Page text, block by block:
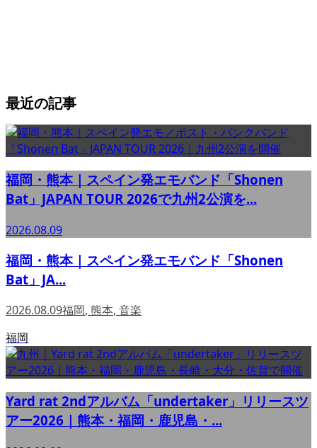
最近の記事
福岡・熊本｜スペイン発エモバンド「Shonen
Bat」JAPAN TOUR 2026で九州2公演を...
2026.08.09
福岡・熊本｜スペイン発エモバンド「Shonen
Bat」JA...
2026.08.09福岡, 熊本, 音楽
福岡
Yard rat 2ndアルバム「undertaker」リリースツ
アー2026｜熊本・福岡・鹿児島・...